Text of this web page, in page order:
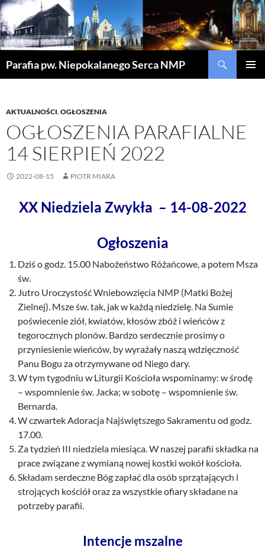
Parafia pw. Niepokalanego Serca NMP
AKTUALNOŚCI,OGŁOSZENIA
OGŁOSZENIA PARAFIALNE
14 SIERPIEŃ 2022
2022-08-15 PIOTR MIARA
XX Niedziela Zwykła – 14-08-2022
Ogłoszenia
Dziś o godz. 15.00 Nabożeństwo Różańcowe, a potem Msza
św.
Jutro Uroczystość Wniebowzięcia NMP (Matki Bożej
Zielnej). Msze św. tak, jak w każdą niedzielę. Na Sumie
poświecenie ziół, kwiatów, kłosów zbóż i wieńców z
tegorocznych plonów. Bardzo serdecznie prosimy o
przyniesienie wieńców, by wyrażały naszą wdzięczność
Panu Bogu za otrzymywane od Niego dary.
W tym tygodniu w Liturgii Kościoła wspominamy: w środę
– wspomnienie św. Jacka; w sobotę – wspomnienie św.
Bernarda.
W czwartek Adoracja Najświętszego Sakramentu od godz.
17.00.
Za tydzień III niedziela miesiąca. W naszej parafii składka na
prace związane z wymianą nowej kostki wokół kościoła.
Składam serdeczne Bóg zapłać dla osób sprzątających i
strojących kościół oraz za wszystkie ofiary składane na
potrzeby parafii.
Intencje mszalne